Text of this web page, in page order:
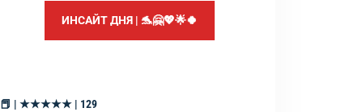
ИНСАЙТ ДНЯ | 🐬🤗💖🌟🍀
📕 | ★★★★★ | 129